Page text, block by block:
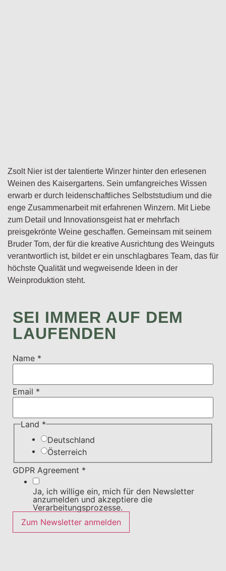
Zsolt Nier ist der talentierte Winzer hinter den erlesenen
Weinen des Kaisergartens. Sein umfangreiches Wissen
erwarb er durch leidenschaftliches Selbststudium und die
enge Zusammenarbeit mit erfahrenen Winzern. Mit Liebe
zum Detail und Innovationsgeist hat er mehrfach
preisgekrönte Weine geschaffen. Gemeinsam mit seinem
Bruder Tom, der für die kreative Ausrichtung des Weinguts
verantwortlich ist, bildet er ein unschlagbares Team, das für
höchste Qualität und wegweisende Ideen in der
Weinproduktion steht.
SEI IMMER AUF DEM
LAUFENDEN
Name *
Name
Email
Email *
Land *
Deutschland
Österreich
GDPR Agreement *
Ja, ich willige ein, mich für den Newsletter
anzumelden und akzeptiere die
Verarbeitungsprozesse.
Zum Newsletter anmelden